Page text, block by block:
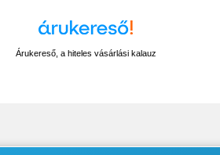
Árukereső, a hiteles vásárlási kalauz